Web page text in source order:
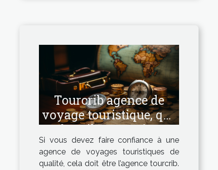
Tourcrib agence de
voyage touristique, que
faut-il en savoir ?
Si vous devez faire confiance à une
agence de voyages touristiques de
qualité, cela doit être l’agence tourcrib.